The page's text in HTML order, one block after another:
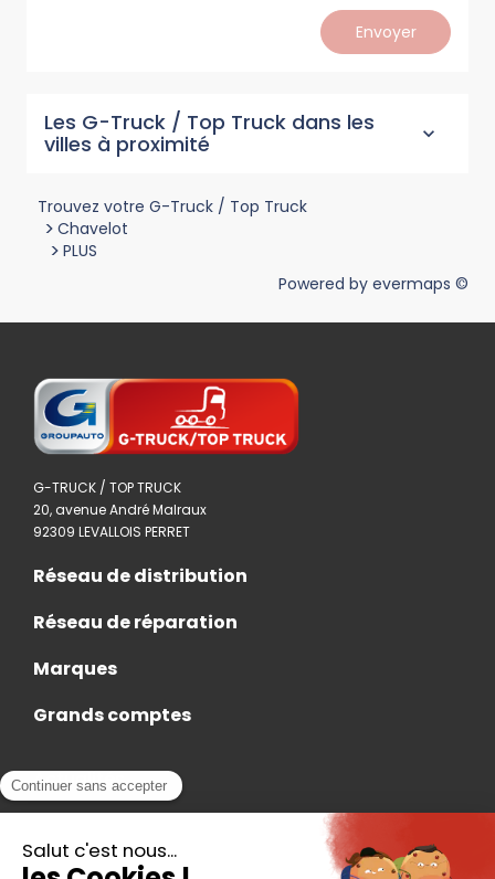
Envoyer
Les G-Truck / Top Truck dans les
villes à proximité
Trouvez votre G-Truck / Top Truck
> Chavelot
> PLUS
Powered by evermaps ©
G-TRUCK / TOP TRUCK
20, avenue André Malraux
92309 LEVALLOIS PERRET
Réseau de distribution
Réseau de réparation
Marques
Grands comptes
Actualités
Contact